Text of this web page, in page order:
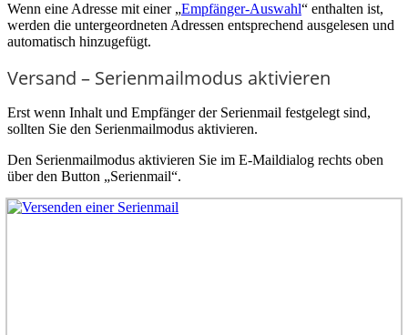
Wenn eine Adresse mit einer „Empfänger-Auswahl“ enthalten ist,
werden die untergeordneten Adressen entsprechend ausgelesen und
automatisch hinzugefügt.
Versand – Serienmailmodus aktivieren
Erst wenn Inhalt und Empfänger der Serienmail festgelegt sind,
sollten Sie den Serienmailmodus aktivieren.
Den Serienmailmodus aktivieren Sie im E-Maildialog rechts oben
über den Button „Serienmail“.